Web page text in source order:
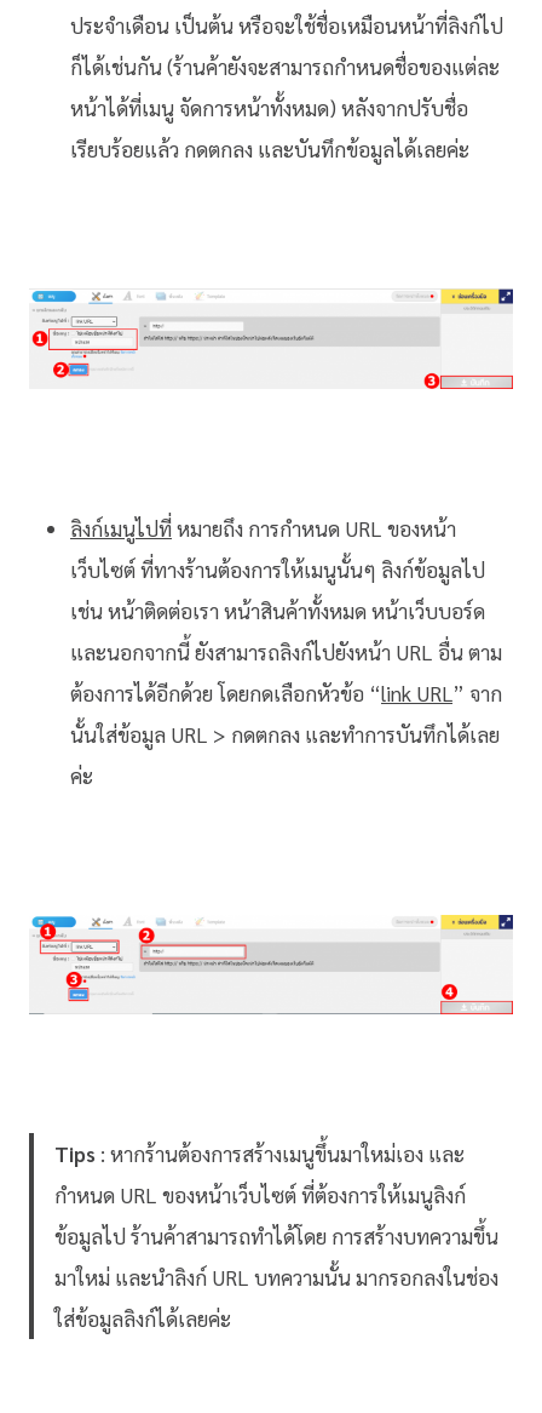
ประจำเดือน เป็นต้น หรือจะใช้ชื่อเหมือนหน้าที่ลิงก์ไป
ก็ได้เช่นกัน (ร้านค้ายังจะสามารถกำหนดชื่อของแต่ละ
หน้าได้ที่เมนู จัดการหน้าทั้งหมด) หลังจากปรับชื่อ
เรียบร้อยแล้ว กดตกลง และบันทึกข้อมูลได้เลยค่ะ
ลิงก์เมนูไปที่หมายถึง การกำหนด URL ของหน้า
เว็บไซต์ ที่ทางร้านต้องการให้เมนูนั้นๆ ลิงก์ข้อมูลไป
เช่น หน้าติดต่อเรา หน้าสินค้าทั้งหมด หน้าเว็บบอร์ด
และนอกจากนี้ ยังสามารถลิงก์ไปยังหน้า URL อื่น ตาม
ต้องการได้อีกด้วย โดยกดเลือกหัวข้อ “link URL” จาก
นั้นใส่ข้อมูล URL > กดตกลง และทำการบันทึกได้เลย
ค่ะ
Tips : หากร้านต้องการสร้างเมนูขึ้นมาใหม่เอง และ
กำหนด URL ของหน้าเว็บไซต์ ที่ต้องการให้เมนูลิงก์
ข้อมูลไป ร้านค้าสามารถทำได้โดย การสร้างบทความขึ้น
มาใหม่ และนำลิงก์ URL บทความนั้น มากรอกลงในช่อง
ใส่ข้อมูลลิงก์ได้เลยค่ะ